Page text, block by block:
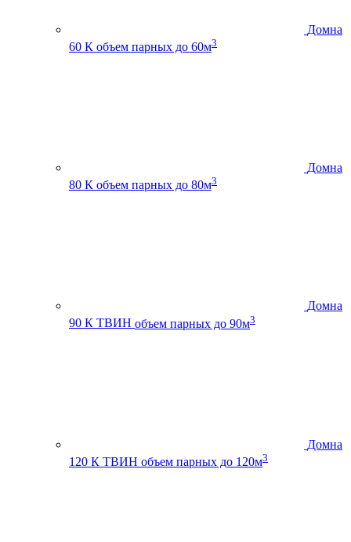
Домна
60 К объем парных до 60м3
Домна
80 К объем парных до 80м3
Домна
90 К ТВИН объем парных до 90м3
Домна
120 К ТВИН объем парных до 120м3